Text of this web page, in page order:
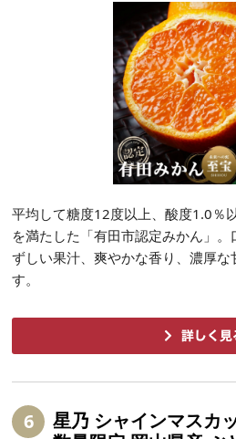
平均して糖度12度以上、酸度1.0％
を満たした「有田市認定みかん」
ずしい果汁、爽やかな香り、濃厚な
す。
6
星乃 シャインマスカ